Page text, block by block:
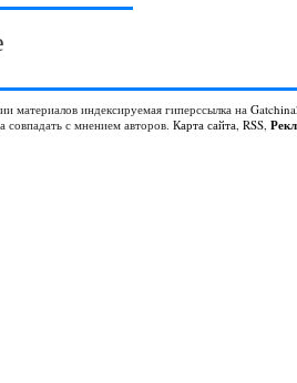
материалов индексируемая гиперссылка на
с мнением авторов. Карта сайта, RSS,